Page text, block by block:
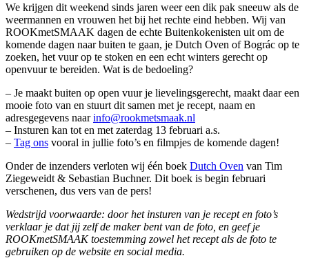
We krijgen dit weekend sinds jaren weer een dik pak sneeuw als de
weermannen en vrouwen het bij het rechte eind hebben. Wij van
ROOKmetSMAAK dagen de echte Buitenkokenisten uit om de
komende dagen naar buiten te gaan, je Dutch Oven of Bográc op te
zoeken, het vuur op te stoken en een echt winters gerecht op
openvuur te bereiden. Wat is de bedoeling?
– Je maakt buiten op open vuur je lievelingsgerecht, maakt daar een
mooie foto van en stuurt dit samen met je recept, naam en
adresgegevens naarinfo@rookmetsmaak.nl
– Insturen kan tot en met zaterdag 13 februari a.s.
– Tag ons vooral in jullie foto’s en filmpjes de komende dagen!
Onder de inzenders verloten wij één boek Dutch Oven van Tim
Ziegeweidt & Sebastian Buchner. Dit boek is begin februari
verschenen, dus vers van de pers!
Wedstrijd voorwaarde: door het insturen van je recept en foto’s
verklaar je dat jij zelf de maker bent van de foto, en geef je
ROOKmetSMAAK toestemming zowel het recept als de foto te
gebruiken op de website en social media.